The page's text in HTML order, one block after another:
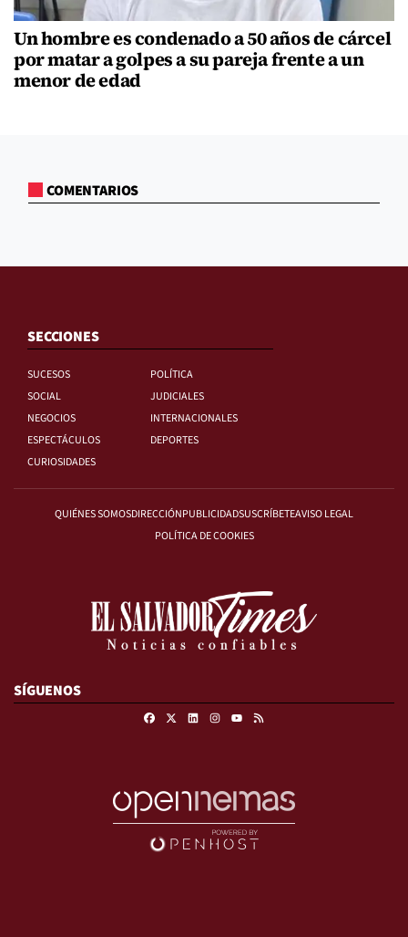
Un hombre es condenado a 50 años de cárcel
por matar a golpes a su pareja frente a un
menor de edad
COMENTARIOS
SECCIONES
SUCESOS
POLÍTICA
SOCIAL
JUDICIALES
NEGOCIOS
INTERNACIONALES
ESPECTÁCULOS
DEPORTES
CURIOSIDADES
QUIÉNES SOMOSDIRECCIÓNPUBLICIDADSUSCRÍBETEAVISO LEGAL
POLÍTICA DE COOKIES
SÍGUENOS
FacebookLinkedinInstagram